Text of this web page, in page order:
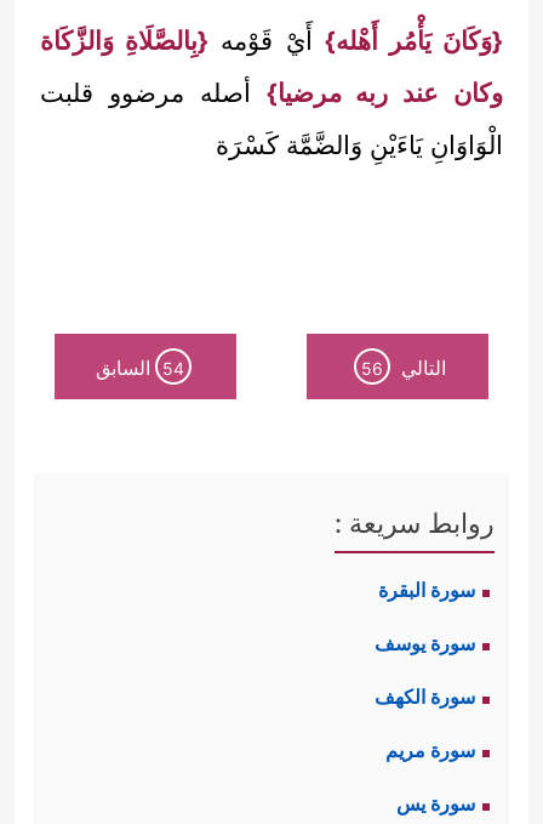
{وَكَانَ يَأْمُر أَهْله} أَيْ قَوْمه {بِالصَّلَاةِ وَالزَّكَاة
وكان عند ربه مرضيا} أصله مرضوو قلبت
الْوَاوَانِ يَاءَيْنِ وَالضَّمَّة كَسْرَة
التالي 56
54 السابق
روابط سريعة :
سورة البقرة
سورة يوسف
سورة الكهف
سورة مريم
سورة يس